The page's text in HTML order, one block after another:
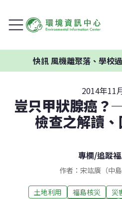
風機離聚落、學校過近
2014年11
豈只甲狀腺癌
檢查之解讀
專欄/追蹤
作者：宋竑廣（中島
土地利用 福島核災 災